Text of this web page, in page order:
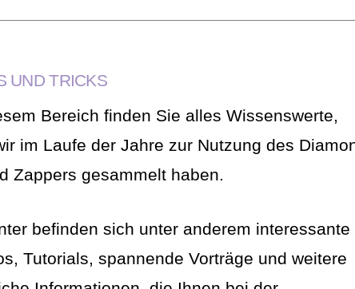
UND TRICKS
Bereich finden Sie alles Wissenswerte,
im Laufe der Jahre zur Nutzung des
Zappers gesammelt haben.
befinden sich unter anderem interessante
Tutorials, spannende Vorträge und weitere